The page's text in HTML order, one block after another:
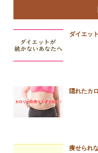
ダイエッ
隠れたカ
痩せられ